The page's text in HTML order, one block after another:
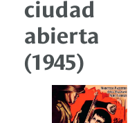
ciudad
abierta
(1945)